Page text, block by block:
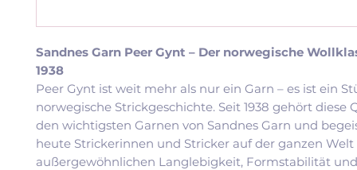
Sandnes Garn Peer Gynt – Der norwegische
1938
Peer Gynt ist weit mehr als nur ein Garn – es ist ein
norwegische Strickgeschichte. Seit 1938 gehört diese
den wichtigsten Garnen von Sandnes Garn und
heute Strickerinnen und Stricker auf der ganzen
außergewöhnlichen Langlebigkeit, Formstabilität